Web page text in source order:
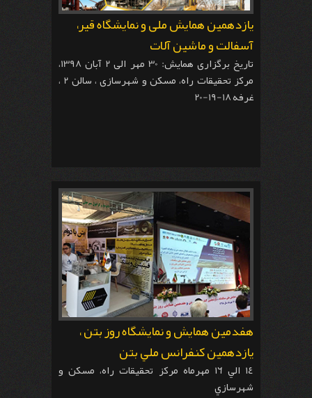
یازدهمین همایش ملی و نمایشگاه قیر،
آسفالت و ماشین آلات
تاریخ برگزاری همایش: 30 مهر الی 2 آبان 1398،
مرکز تحقیقات راه، مسکن و شهرسازی ، سالن 2 ،
غرفه 18-19-20
هفدمين همايش و نمايشگاه روز بتن ،
يازدهمين كنفرانس ملي بتن
١٤ الي ١٦ مهرماه مركز تحقيقات راه، مسكن و
شهرسازي